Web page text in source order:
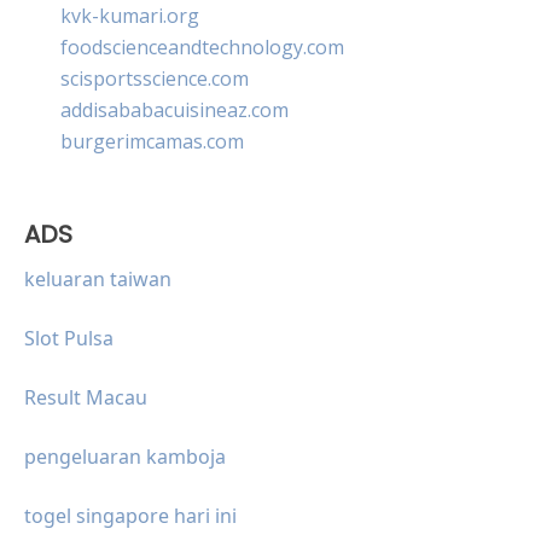
kvk-kumari.org
foodscienceandtechnology.com
scisportsscience.com
addisababacuisineaz.com
burgerimcamas.com
ADS
keluaran taiwan
Slot Pulsa
Result Macau
pengeluaran kamboja
togel singapore hari ini